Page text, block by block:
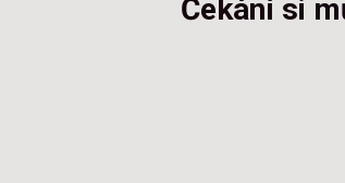
Čekání si